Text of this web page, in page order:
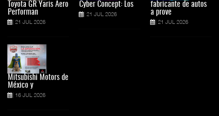
Toyota GR Yaris Aero
Performan
21 JUL 2026
Mitsubishi Motors de
México y
16 JUL 2026
Cyber Concept: Los
21 JUL 2026
fabricante de autos
a prove
21 JUL 2026